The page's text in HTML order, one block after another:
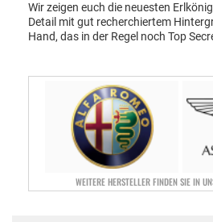
Wir zeigen euch die neuesten
Detail mit gut recherchiertem
Hand, das in der Regel noch Top
WEITERE HERSTELLER FINDEN SIE IN